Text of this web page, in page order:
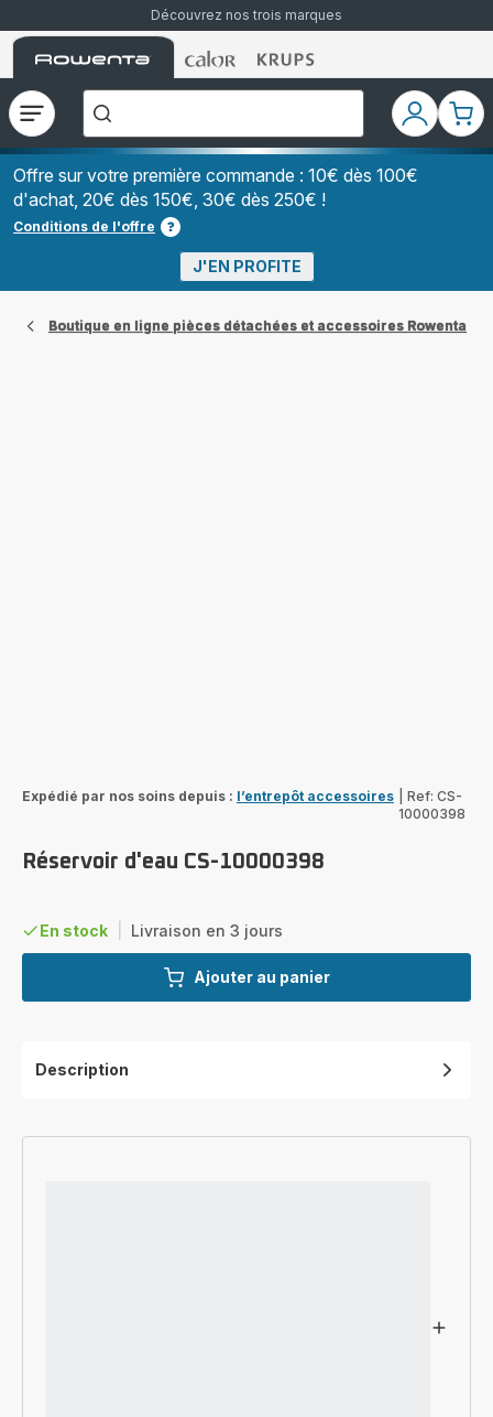
Découvrez nos trois marques
Accueil
Rowenta
Accueil
Rowenta
Accueil
Rowenta
Ouvrir
le
menu
recherchez-
vous
?","Aspirateurs
à
Grains","Centrales
Vapeurs","Sèche
Cheveux"]
Mon
compte
Mon
Offre sur votre première commande : 10€ dès 100€
d'achat, 20€ dès 150€, 30€ dès 250€ !
Conditions de l'offre
J'EN PROFITE
Boutique en ligne pièces détachées et accessoires Rowenta
Expédié par nos soins depuis : l’entrepôt accessoires
Ref: CS-
10000398
Réservoir d'eau CS-10000398
En stock Livraison en 3 jours
Ajouter au panier
Description